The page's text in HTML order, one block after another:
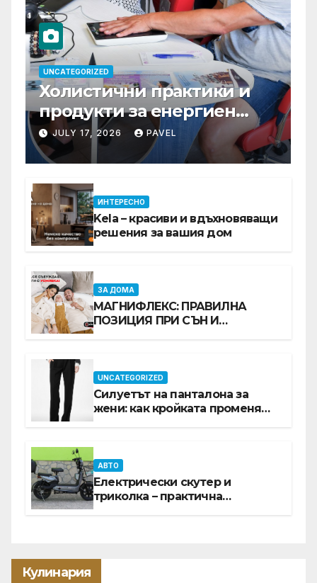
UNCATEGORIZED
Холистични практики и
продукти за енергиен
баланс в ежедневието
JULY 17, 2026 PAVEL
ИНТЕРЕСНО
Kela – красиви и вдъхновяващи
решения за вашия дом
ЗА ДОМА
МАГНИФЛЕКС: ПРАВИЛНА
ПОЗИЦИЯ ПРИ СЪН И
UNCATEGORIZED
Силуетът на панталона за
жени: как кройката променя
АВТО
Електрически скутер и
триколка – практична
Кулинария